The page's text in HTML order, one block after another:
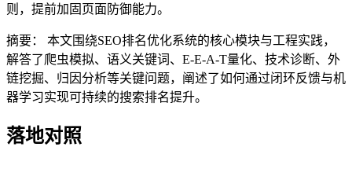
则，提前加固页面防御能力。
摘要： 本文围绕SEO排名优化系统的核心模块与工程实践，
解答了爬虫模拟、语义关键词、E-E-A-T量化、技术诊断、外
链挖掘、归因分析等关键问题，阐述了如何通过闭环反馈与机
器学习实现可持续的搜索排名提升。
落地对照